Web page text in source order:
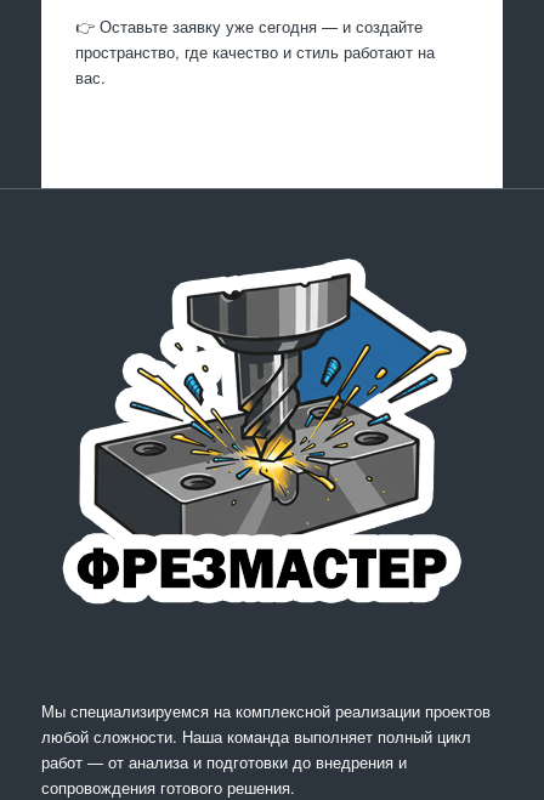
👉 Оставьте заявку уже сегодня — и создайте
пространство, где качество и стиль работают на
вас.
Мы специализируемся на комплексной реализации проектов
любой сложности. Наша команда выполняет полный цикл
работ — от анализа и подготовки до внедрения и
сопровождения готового решения.